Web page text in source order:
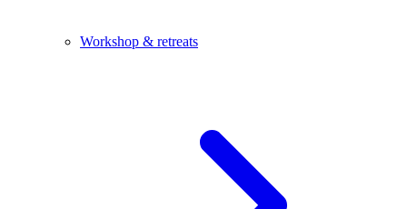
Workshop & retreats